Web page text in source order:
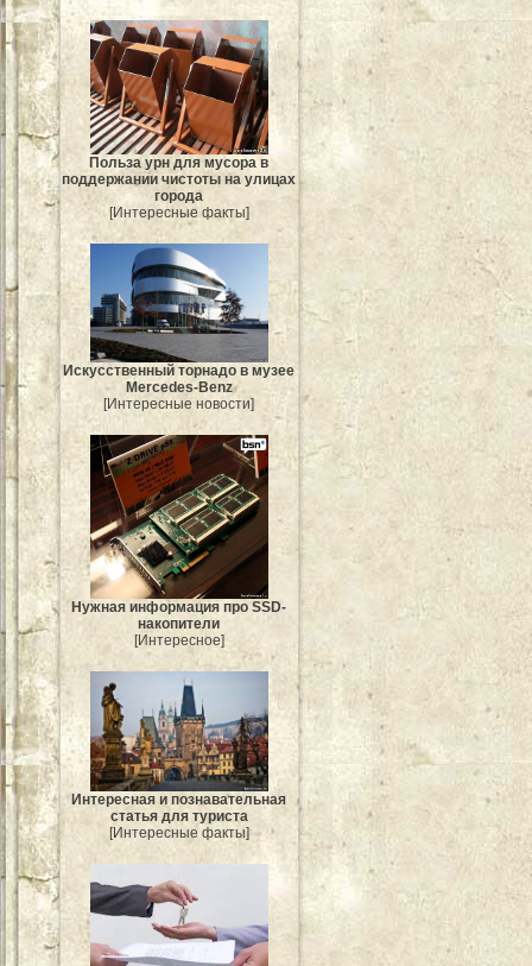
Польза урн для мусора в
поддержании чистоты на улицах
города
[Интересные факты]
Искусственный торнадо в музее
Mercedes-Benz
[Интересные новости]
Нужная информация про SSD-
накопители
[Интересное]
Интересная и познавательная
статья для туриста
[Интересные факты]